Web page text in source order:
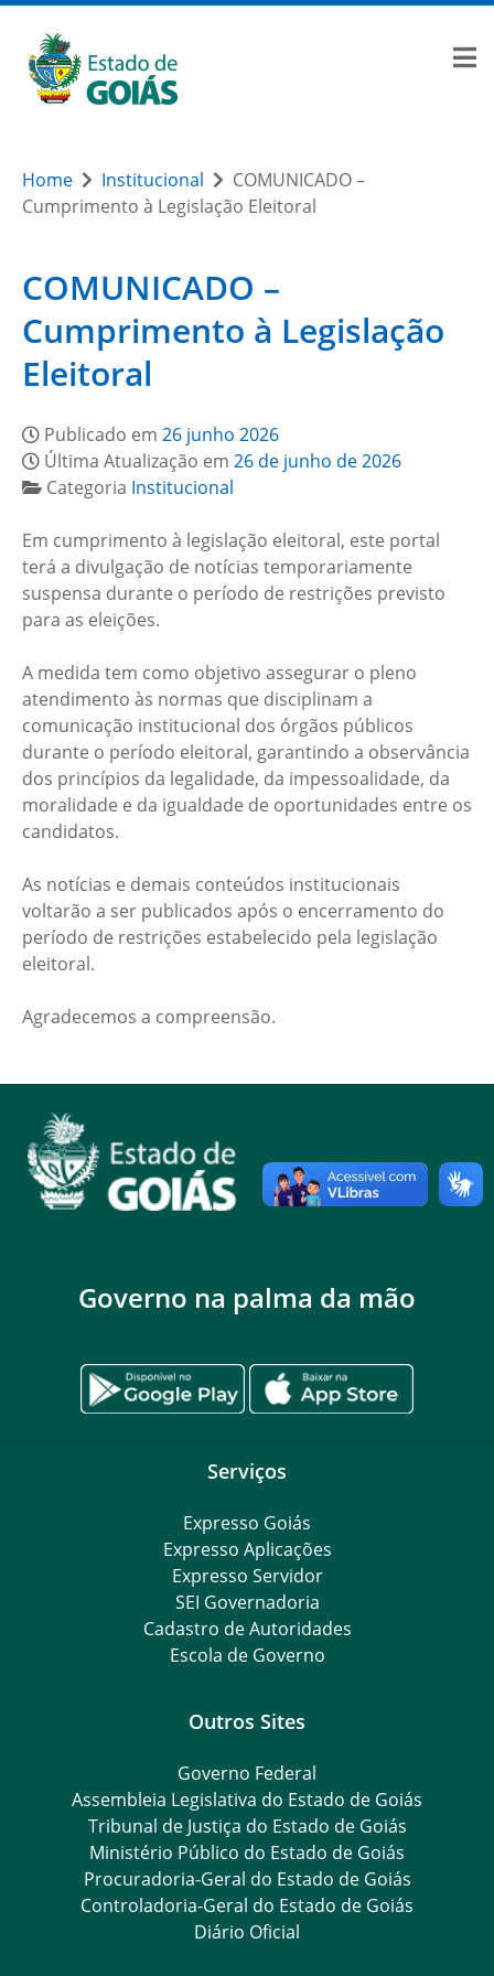
Home Institucional
COMUNICADO –
Cumprimento à Legislação Eleitoral
COMUNICADO –
Cumprimento à Legislação
Eleitoral
Publicado em 26 junho 2026
Última Atualização em 26 de junho de 2026
Categoria Institucional
Em cumprimento à legislação eleitoral, este portal
terá a divulgação de notícias temporariamente
suspensa durante o período de restrições previsto
para as eleições.
A medida tem como objetivo assegurar o pleno
atendimento às normas que disciplinam a
comunicação institucional dos órgãos públicos
durante o período eleitoral, garantindo a observância
dos princípios da legalidade, da impessoalidade, da
moralidade e da igualdade de oportunidades entre os
candidatos.
As notícias e demais conteúdos institucionais
voltarão a ser publicados após o encerramento do
período de restrições estabelecido pela legislação
eleitoral.
Agradecemos a compreensão.
Governo na palma da mão
Serviços
Expresso Goiás
Expresso Aplicações
Expresso Servidor
SEI Governadoria
Cadastro de Autoridades
Escola de Governo
Outros Sites
Governo Federal
Assembleia Legislativa do Estado de Goiás
Tribunal de Justiça do Estado de Goiás
Ministério Público do Estado de Goiás
Procuradoria-Geral do Estado de Goiás
Controladoria-Geral do Estado de Goiás
Diário Oficial